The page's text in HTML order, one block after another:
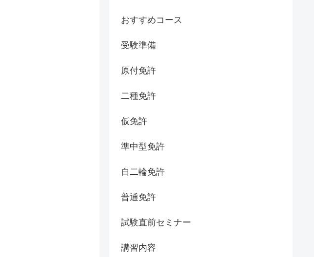
おすすめコース
受験準備
原付免許
二種免許
仮免許
準中型免許
自二輪免許
普通免許
試験直前セミナー
講習内容